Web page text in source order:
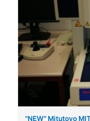
"NEW" Mitutoyo